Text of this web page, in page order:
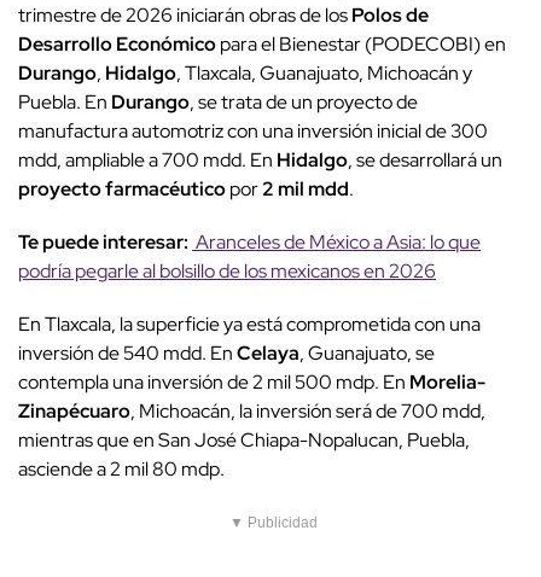
trimestre de 2026 iniciarán obras de losPolos de
Desarrollo Económicopara el Bienestar (PODECOBI) en
Durango, Hidalgo, Tlaxcala, Guanajuato, Michoacán y
Puebla. En Durango, se trata de un proyecto de
manufactura automotriz con una inversión inicial de 300
mdd, ampliable a 700 mdd. En Hidalgo, se desarrollará un
proyecto farmacéuticopor2 mil mdd.
Te puede interesar: Aranceles de México a Asia: lo que
podría pegarle al bolsillo de los mexicanos en 2026
En Tlaxcala, la superficie ya está comprometida con una
inversión de 540 mdd. EnCelaya, Guanajuato, se
contempla una inversión de 2 mil 500 mdp. En Morelia-
Zinapécuaro, Michoacán, la inversión será de 700 mdd,
mientras que en San José Chiapa-Nopalucan, Puebla,
asciende a 2 mil 80 mdp.
▼ Publicidad